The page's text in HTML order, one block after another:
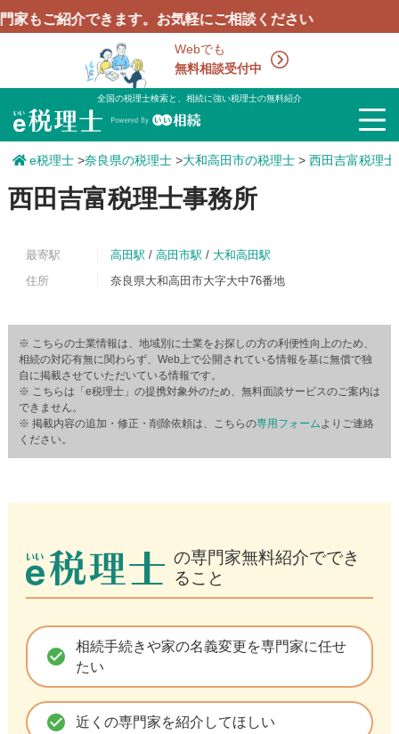
Webでも
無料相談受付中
介できます。お気軽にご相談ください
全国の税理士検索と、相続に強い税理士の無料紹介
e税理士>奈良県の税理士>大和高田市の税理士> 西田吉富税理
西田吉富税理士事務所
最寄駅 高田駅 / 高田市駅 / 大和高田駅
住所
奈良県大和高田市大字大中76番地
※ こちらの士業情報は、地域別に士業をお探しの方の利便性向上のため、
相続の対応有無に関わらず、Web上で公開されている情報を基に無償で独
自に掲載させていただいている情報です。
※ こちらは「e税理士」の提携対象外のため、無料面談サービスのご案内は
できません。
※ 掲載内容の追加・修正・削除依頼は、こちらの専用フォーム よりご連絡
ください。
の専門家無料紹介ででき
ること
check_circle
相続手続きや家の名義変更を専門家に任せ
たい
check_circle 近くの専門家を紹介してほしい